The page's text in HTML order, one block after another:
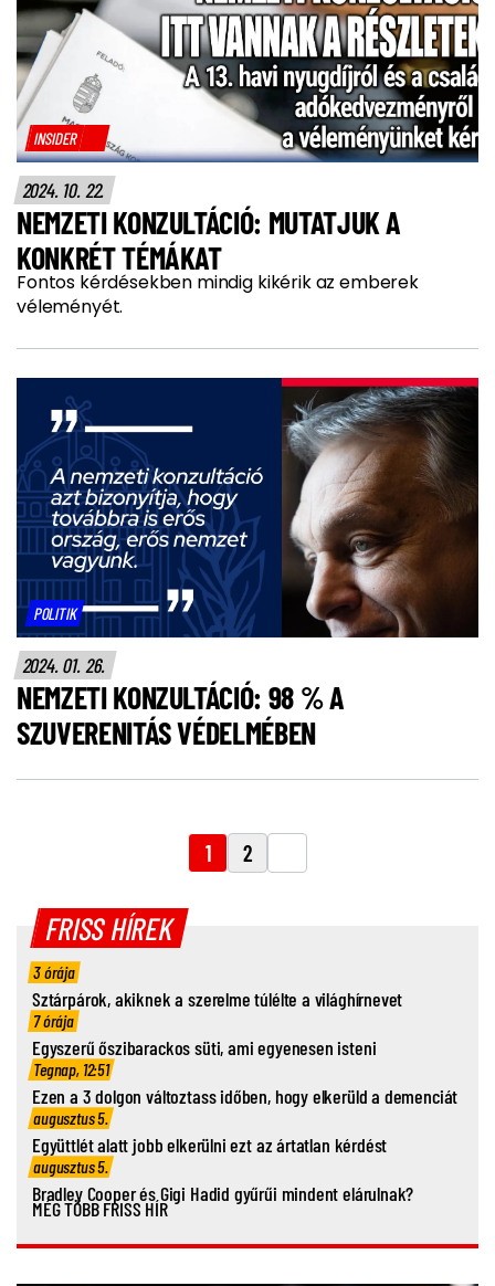
INSIDER
2024. 10. 22.
NEMZETI KONZULTÁCIÓ: MUTATJUK A
KONKRÉT TÉMÁKAT
Fontos kérdésekben mindig kikérik az emberek
véleményét.
POLITIK
2024. 01. 26.
NEMZETI KONZULTÁCIÓ: 98 % A
SZUVERENITÁS VÉDELMÉBEN
1 2
FRISS HÍREK
3 órája
Sztárpárok, akiknek a szerelme túlélte a világhírnevet
7 órája
Egyszerű őszibarackos süti, ami egyenesen isteni
Tegnap, 12:51
Ezen a 3 dolgon változtass időben, hogy elkerüld a demenciát
augusztus 5.
Együttlét alatt jobb elkerülni ezt az ártatlan kérdést
augusztus 5.
Bradley Cooper és Gigi Hadid gyűrűi mindent elárulnak?
MÉG TÖBB FRISS HÍR